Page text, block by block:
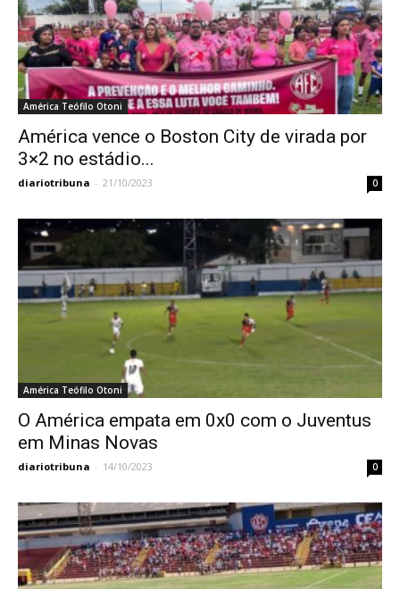
América Teófilo Otoni
América vence o Boston City de virada por
3×2 no estádio...
diariotribuna - 21/10/2023 0
América Teófilo Otoni
O América empata em 0x0 com o Juventus
em Minas Novas
diariotribuna - 14/10/2023 0